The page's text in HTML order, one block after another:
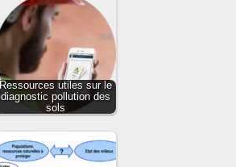
Ressources utiles sur le
diagnostic pollution des
sols